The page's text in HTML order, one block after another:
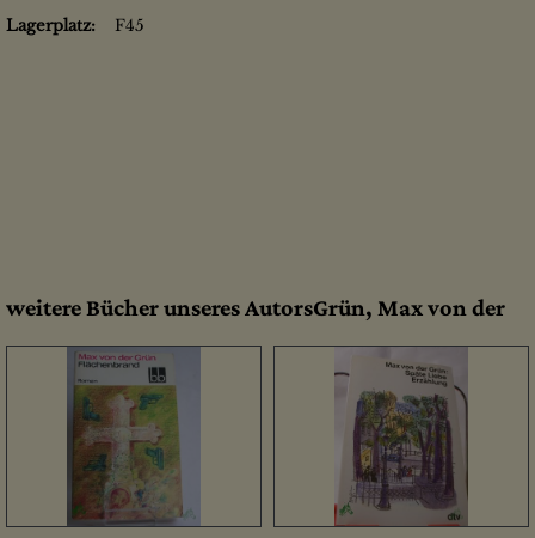
Lagerplatz: F45
weitere Bücher unseres AutorsGrün, Max von der